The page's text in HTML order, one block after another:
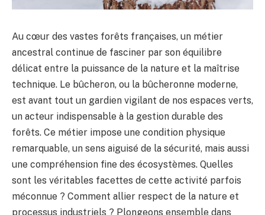
Au cœur des vastes forêts françaises, un métier
ancestral continue de fasciner par son équilibre
délicat entre la puissance de la nature et la maîtrise
technique. Le bûcheron, ou la bûcheronne moderne,
est avant tout un gardien vigilant de nos espaces verts,
un acteur indispensable à la gestion durable des
forêts. Ce métier impose une condition physique
remarquable, un sens aiguisé de la sécurité, mais aussi
une compréhension fine des écosystèmes. Quelles
sont les véritables facettes de cette activité parfois
méconnue ? Comment allier respect de la nature et
processus industriels ? Plongeons ensemble dans